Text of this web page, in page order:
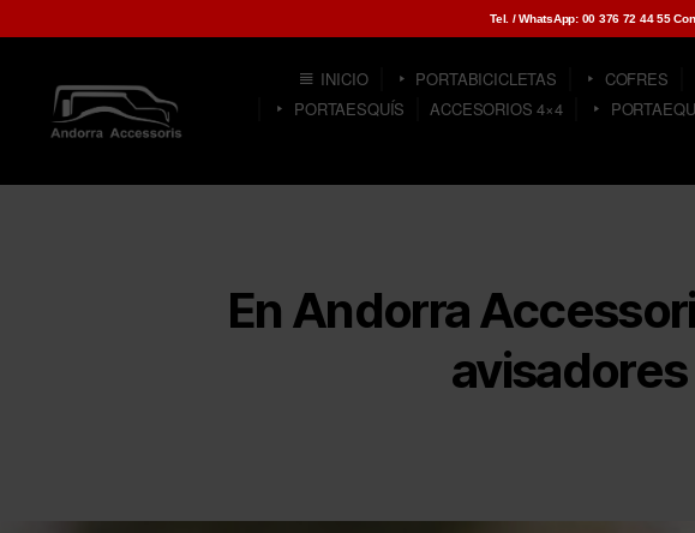
Tel. / WhatsApp: 00 376 72 44 55
Accessoris.
INICIO PORTABICICLETAS COFRES
PORTAESQUÍS
ACCESORIOS 4×4
En Andorra